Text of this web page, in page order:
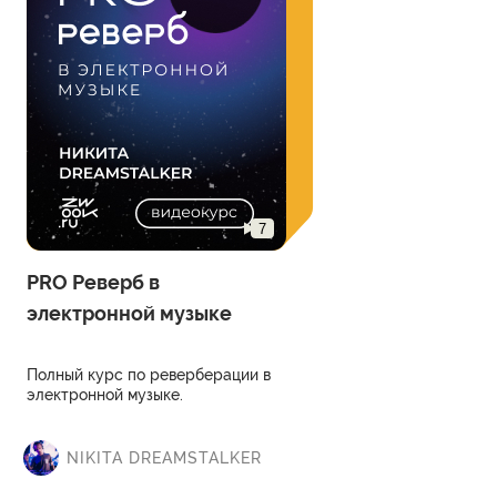
7
PRO Реверб в
электронной музыке
Полный курс по реверберации в
электронной музыке.
NIKITA DREAMSTALKER